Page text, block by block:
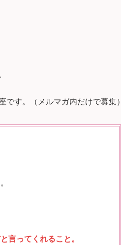
す。（メルマガ内だけで募集）
言ってくれること。